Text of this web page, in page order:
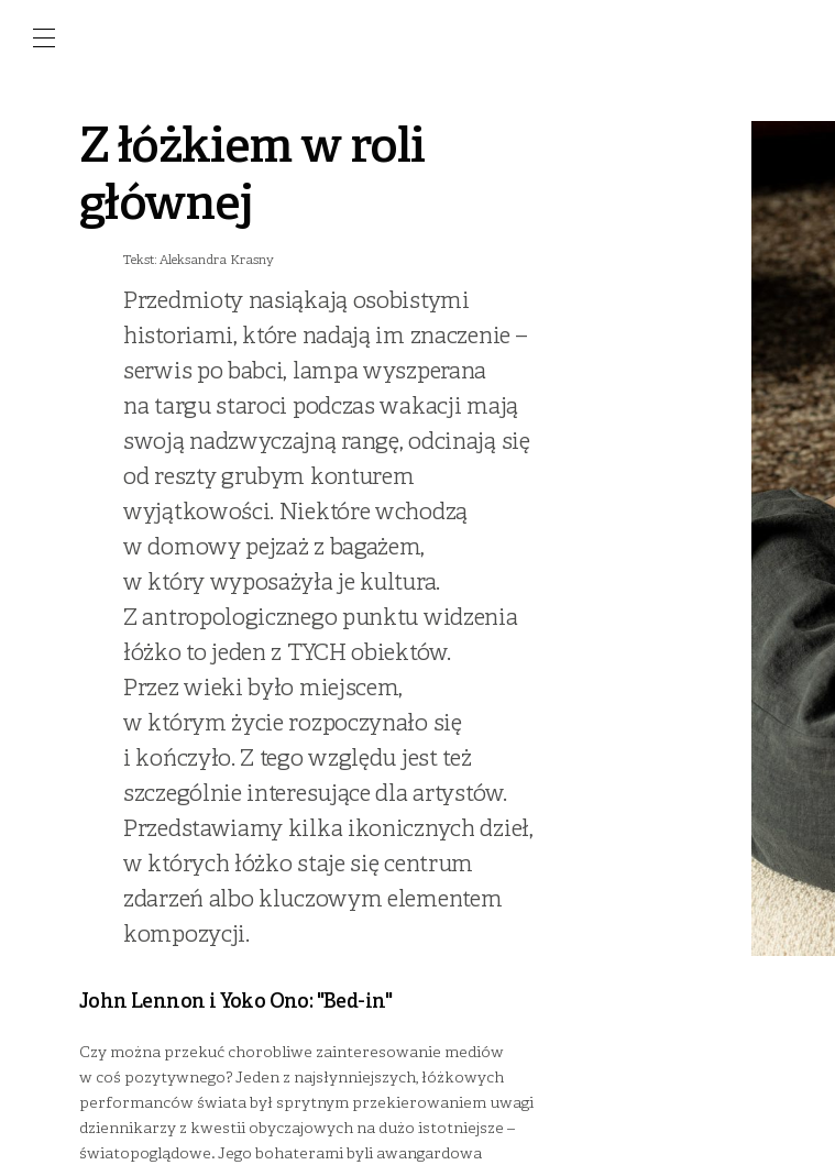
Z łóżkiem w roli
głównej
Tekst: Aleksandra Krasny
Przedmioty nasiąkają osobistymi
historiami, które nadają im znaczenie –
serwis po babci, lampa wyszperana
na targu staroci podczas wakacji mają
swoją nadzwyczajną rangę, odcinają się
od reszty grubym konturem
wyjątkowości. Niektóre wchodzą
w domowy pejzaż z bagażem,
w który wyposażyła je kultura.
Z antropologicznego punktu widzenia
łóżko to jeden z TYCH obiektów.
Przez wieki było miejscem,
w którym życie rozpoczynało się
i kończyło. Z tego względu jest też
szczególnie interesujące dla artystów.
Przedstawiamy kilka ikonicznych dzieł,
w których łóżko staje się centrum
zdarzeń albo kluczowym elementem
kompozycji.
John Lennon i Yoko Ono: "Bed-in"
Czy można przekuć chorobliwe zainteresowanie mediów
w coś pozytywnego? Jeden z najsłynniejszych, łóżkowych
performanców świata był sprytnym przekierowaniem uwagi
dziennikarzy z kwestii obyczajowych na dużo istotniejsze –
światopoglądowe. Jego bohaterami byli awangardowa